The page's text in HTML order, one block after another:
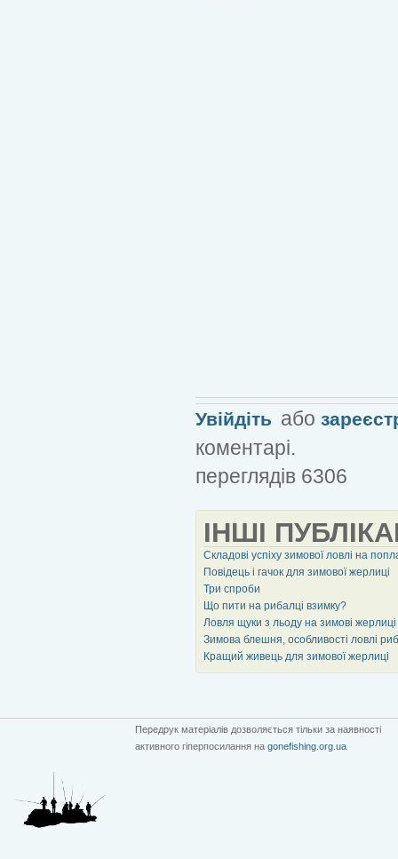
Увійдіть або
коментарі.
переглядів 6306
ІНШІ
Складові успіху зимової ловлі на
Повідець і гачок для зимової жерлиці
Три спроби
Що пити на рибалці взимку?
Ловля щуки з льоду на зимові жерлиці
Зимова блешня, особливості ловлі
Кращий живець для зимової жерлиці
Передрук матеріалів дозволяється тільки за наявності
активного гіперпосилання на gonefishing.org.ua